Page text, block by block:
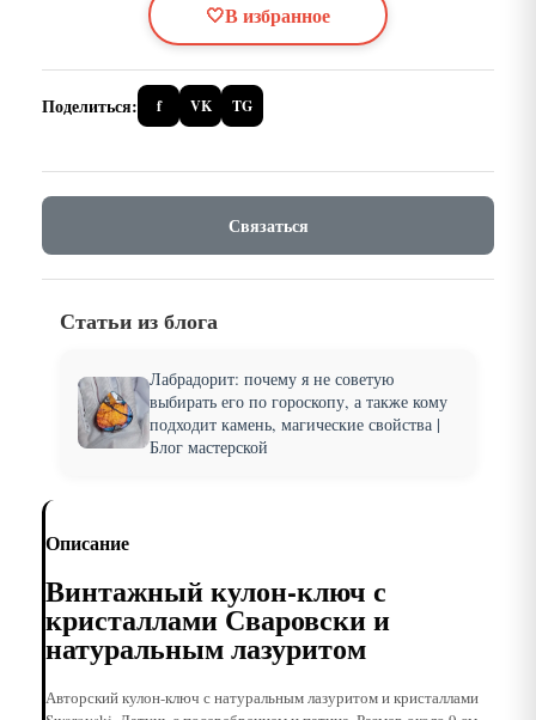
🤍В избранное
Поделиться: f VK TG
Связаться
Статьи из блога
Лабрадорит: почему я не советую
выбирать его по гороскопу, а также кому
подходит камень, магические свойства |
Блог мастерской
Описание
Винтажный кулон-ключ с
кристаллами Сваровски и
натуральным лазуритом
Авторский кулон-ключ с натуральным лазуритом и кристаллами